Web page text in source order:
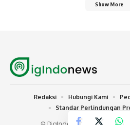
Show More
Redaksi Hubungi Kami
Standar Perlindungan